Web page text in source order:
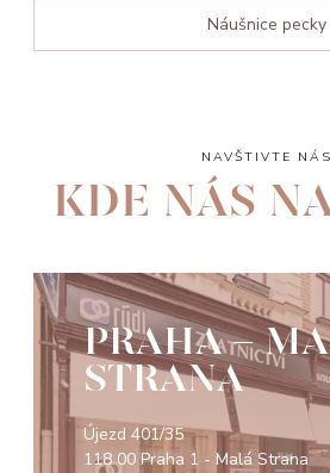
Náušnice pecky
NAVŠTIVTE NÁS
KDE NÁS
PRAHA -
STRANA
Újezd 401/35
118 00 Praha 1 - Malá Strana